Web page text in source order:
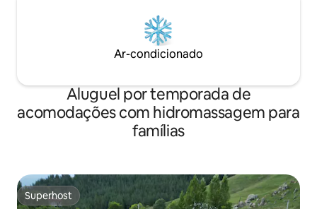
Ar-condicionado
Aluguel por temporada de
acomodações com hidromassagem para
famílias
Superhost
Superhost